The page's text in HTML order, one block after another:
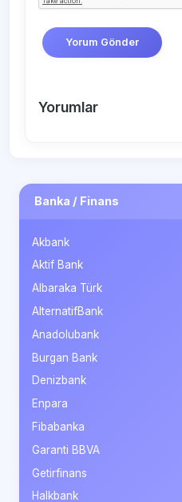
Yorum Gönder
Yorumlar
Banka / Finans
Akbank
Aktif Bank
Albaraka Türk
AlternatifBank
Anadolubank
Burgan Bank
Denizbank
Enpara
Fibabanka
Garanti BBVA
Getirfinans
Halkbank